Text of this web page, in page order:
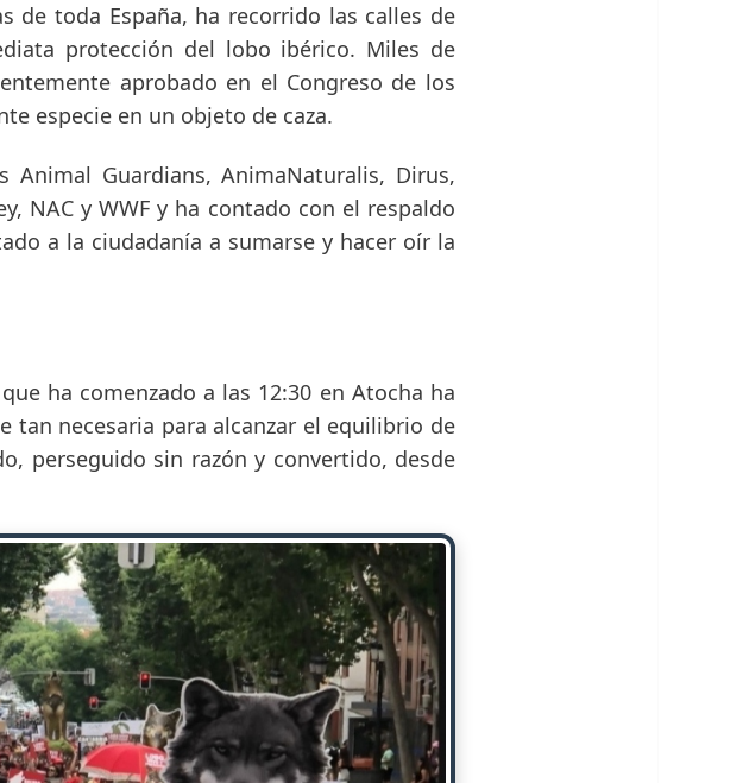
de toda España, ha recorrido las calles de
protección del lobo ibérico. Miles de
aprobado en el Congreso de los
especie en un objeto de caza.
Guardians, AnimaNaturalis, Dirus,
NAC y WWF y ha contado con el respaldo
a la ciudadanía a sumarse y hacer oír la
ha comenzado a las 12:30 en Atocha ha
tan necesaria para alcanzar el equilibrio de
perseguido sin razón y convertido, desde